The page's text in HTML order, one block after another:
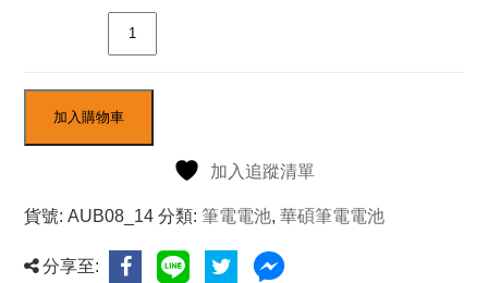
加入購物車
加入追蹤清單
貨號:AUB08_14 分類:筆電電池,華碩筆電電池
分享至: